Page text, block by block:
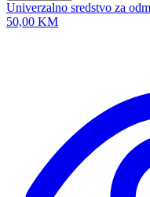
Univerzalno sredstvo za
50,00 KM